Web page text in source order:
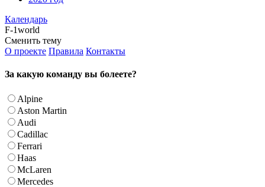
Календарь
F-1world
Сменить тему
О проекте Правила Контакты
За какую команду вы болеете?
Alpine
Aston Martin
Audi
Cadillac
Ferrari
Haas
McLaren
Mercedes